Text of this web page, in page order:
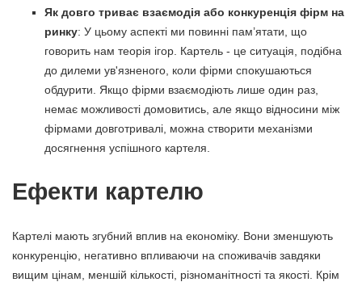
Як довго триває взаємодія або конкуренція фірм на
ринку: У цьому аспекті ми повинні пам’ятати, що
говорить нам теорія ігор. Картель - це ситуація, подібна
до дилеми ув'язненого, коли фірми спокушаються
обдурити. Якщо фірми взаємодіють лише один раз,
немає можливості домовитись, але якщо відносини між
фірмами довготривалі, можна створити механізми
досягнення успішного картеля.
Ефекти картелю
Картелі мають згубний вплив на економіку. Вони зменшують
конкуренцію, негативно впливаючи на споживачів завдяки
вищим цінам, меншій кількості, різноманітності та якості. Крім